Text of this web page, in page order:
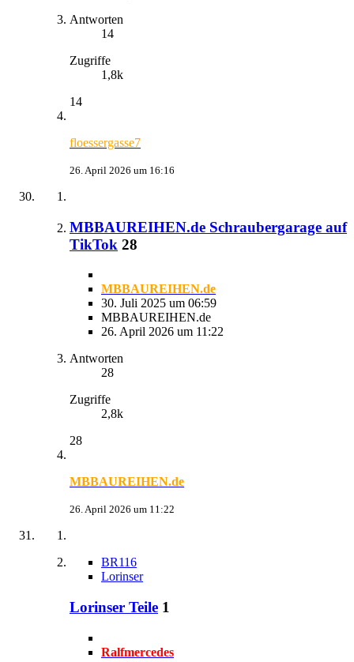
Antworten
14
Zugriffe
1,8k
14
floessergasse7
26. April 2026 um 16:16
MBBAUREIHEN.de Schraubergarage auf
TikTok 28
MBBAUREIHEN.de
30. Juli 2025 um 06:59
MBBAUREIHEN.de
26. April 2026 um 11:22
Antworten
28
Zugriffe
2,8k
28
MBBAUREIHEN.de
26. April 2026 um 11:22
BR116
Lorinser
Lorinser Teile 1
Ralfmercedes